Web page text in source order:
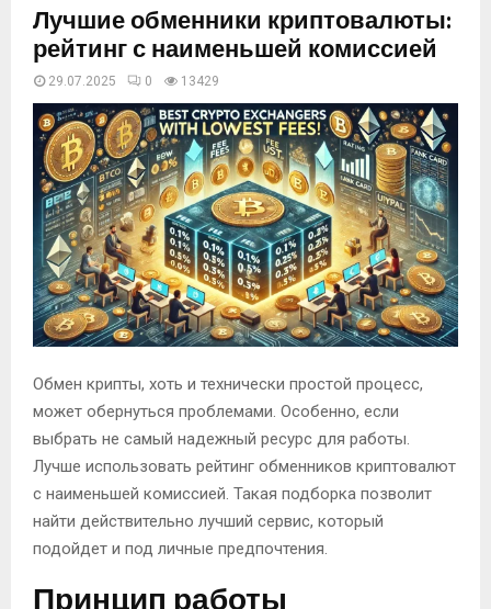
Лучшие обменники криптовалюты:
рейтинг с наименьшей комиссией
29.07.2025 0 13429
Обмен крипты, хоть и технически простой процесс,
может обернуться проблемами. Особенно, если
выбрать не самый надежный ресурс для работы.
Лучше использовать рейтинг обменников криптовалют
с наименьшей комиссией. Такая подборка позволит
найти действительно лучший сервис, который
подойдет и под личные предпочтения.